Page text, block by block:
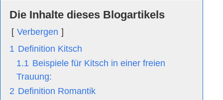
Die Inhalte dieses Blogartikels
Verbergen
1 Definition Kitsch
1.1 Beispiele für Kitsch in einer freien
Trauung:
2 Definition Romantik